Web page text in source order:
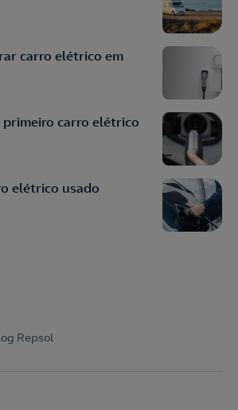
carro elétrico em
primeiro carro elétrico
elétrico usado
Repsol